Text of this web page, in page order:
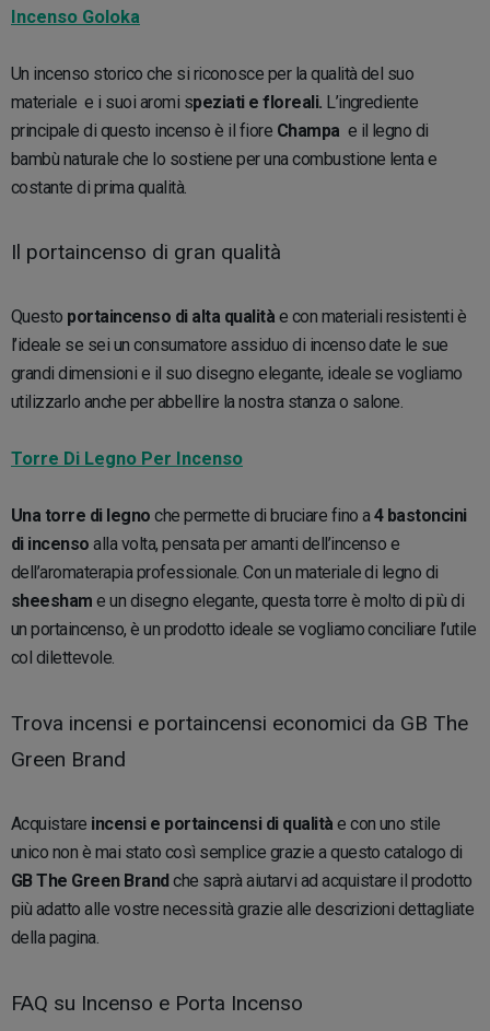
Incenso Goloka
Un incenso storico che si riconosce per la qualità del suo
materiale e i suoi aromi speziati e floreali. L’ingrediente
principale di questo incenso è il fiore Champa e il legno di
bambù naturale che lo sostiene per una combustione lenta e
costante di prima qualità.
Il portaincenso di gran qualità
Questo portaincenso di alta qualità e con materiali resistenti è
l’ideale se sei un consumatore assiduo di incenso date le sue
grandi dimensioni e il suo disegno elegante, ideale se vogliamo
utilizzarlo anche per abbellire la nostra stanza o salone.
Torre Di Legno Per Incenso
Una torre di legno che permette di bruciare fino a4 bastoncini
di incenso alla volta, pensata per amanti dell’incenso e
dell’aromaterapia professionale. Con un materiale di legno di
sheesham e un disegno elegante, questa torre è molto di più di
un portaincenso, è un prodotto ideale se vogliamo conciliare l’utile
col dilettevole.
Trova incensi e portaincensi economici da GB The
Green Brand
Acquistare incensi e portaincensi di qualità e con uno stile
unico non è mai stato così semplice grazie a questo catalogo di
GB The Green Brand che saprà aiutarvi ad acquistare il prodotto
più adatto alle vostre necessità grazie alle descrizioni dettagliate
della pagina.
FAQ su Incenso e Porta Incenso